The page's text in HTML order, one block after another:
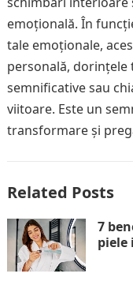
emoțională. În
tale emoționale,
personală, dorințele
semnificative sau
viitoare. Este un
transformare și
Related Posts
7
piele